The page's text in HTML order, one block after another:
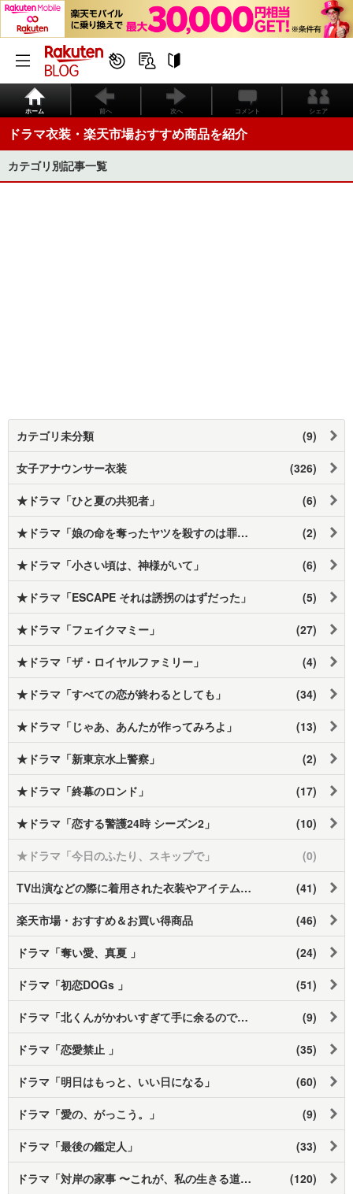
ホーム 前へ 次へ コメント シェア
ドラマ衣装・楽天市場おすすめ商品を紹介
カテゴリ別記事一覧
カテゴリ未分類 (9)
女子アナウンサー衣装 (326)
★ドラマ「ひと夏の共犯者」 (6)
★ドラマ「娘の命を奪ったヤツを殺すのは罪ですか？」 (2)
★ドラマ「小さい頃は、神様がいて」 (6)
★ドラマ「ESCAPE それは誘拐のはずだった」 (5)
★ドラマ「フェイクマミー」 (27)
★ドラマ「ザ・ロイヤルファミリー」 (4)
★ドラマ「すべての恋が終わるとしても」 (34)
★ドラマ「じゃあ、あんたが作ってみろよ」 (13)
★ドラマ「新東京水上警察」 (2)
★ドラマ「終幕のロンド」 (17)
★ドラマ「恋する警護24時 シーズン2」 (10)
★ドラマ「今日のふたり、スキップで」 (0)
TV出演などの際に着用された衣装やアイテムなど (41)
楽天市場・おすすめ＆お買い得商品 (46)
ドラマ「奪い愛、真夏 」 (24)
ドラマ「初恋DOGs 」 (51)
ドラマ「北くんがかわいすぎて手に余るので、 3人でシェアすることにしました」 (9)
ドラマ「恋愛禁止 」 (35)
ドラマ「明日はもっと、いい日になる」 (60)
ドラマ「愛の、がっこう。」 (9)
ドラマ「最後の鑑定人」 (33)
ドラマ「対岸の家事 〜これが、私の生きる道！〜」 (120)